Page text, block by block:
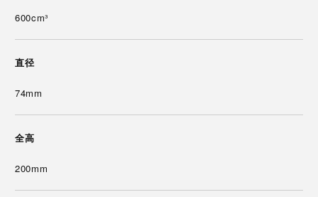
600cm³
直径
74mm
全高
200mm